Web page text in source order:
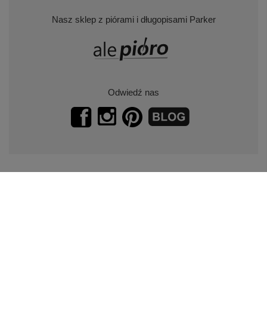
Nasz sklep z piórami i długopisami Parker
Odwiedź nas